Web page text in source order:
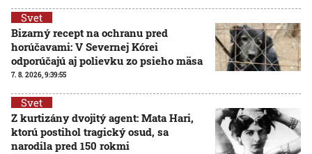
Svet
Bizarný recept na ochranu pred
horúčavami: V Severnej Kórei
odporúčajú aj polievku zo psieho mäsa
7. 8. 2026, 9:39:55
Svet
Z kurtizány dvojitý agent: Mata Hari,
ktorú postihol tragický osud, sa
narodila pred 150 rokmi